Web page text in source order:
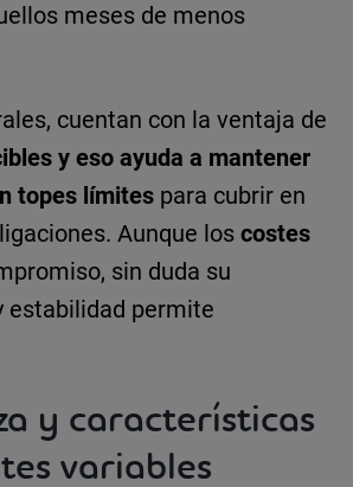
meses de menos
cuentan con la ventaja de
y eso ayuda a mantener
topes límites para cubrir en
Aunque los costes
sin duda su
estabilidad permite
y características
variables